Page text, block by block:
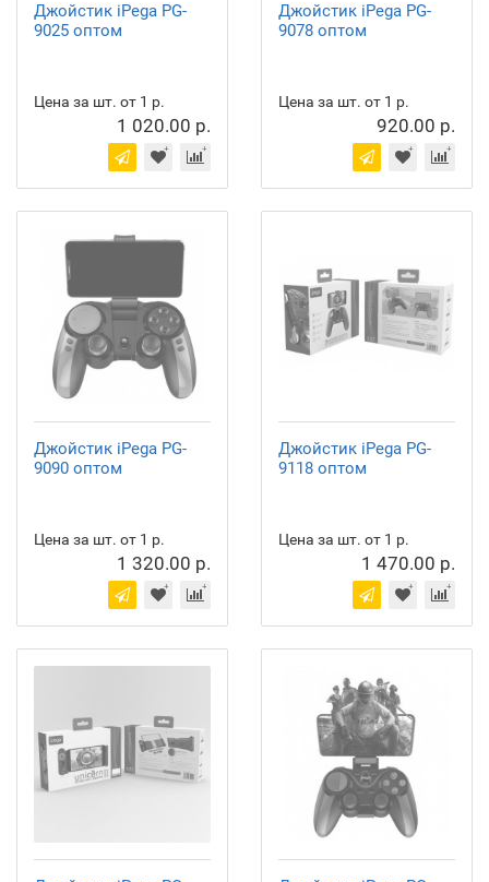
Джойстик iPega PG-
9025 оптом
Цена за шт. от 1 р.
1 020.00 р.
Джойстик iPega PG-
9078 оптом
Цена за шт. от 1 р.
920.00 р.
Джойстик iPega PG-
9090 оптом
Цена за шт. от 1 р.
1 320.00 р.
Джойстик iPega PG-
9118 оптом
Цена за шт. от 1 р.
1 470.00 р.